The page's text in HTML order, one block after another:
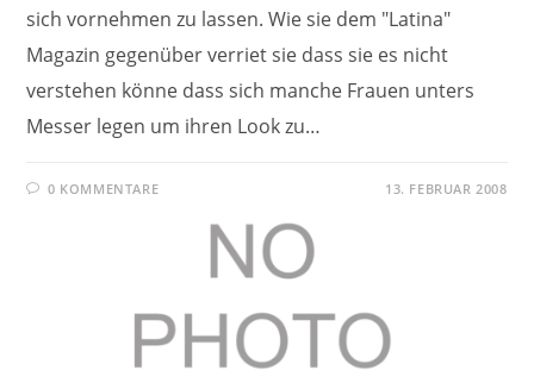
sich vornehmen zu lassen. Wie sie dem "Latina"
Magazin gegenüber verriet sie dass sie es nicht
verstehen könne dass sich manche Frauen unters
Messer legen um ihren Look zu…
0 KOMMENTARE 13. FEBRUAR 2008